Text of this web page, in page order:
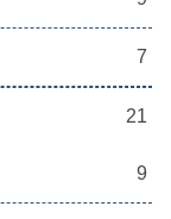
7
21
9